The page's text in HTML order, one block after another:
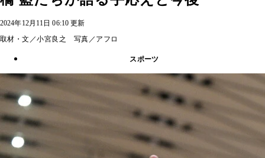
2024年12月11日 06:10 更新
取材・文／小宮良之 写真／アフロ
スポーツ